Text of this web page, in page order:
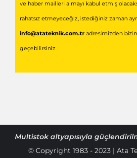
ve haber mailleri almayı kabul etmiş
rahatsız etmeyeceğiz, istediğiniz zaman
info@atateknik.com.tradresimizden
geçebilirsiniz.
Multistok altyapısıyla
© Copyright 1983 - 2023 | Ata